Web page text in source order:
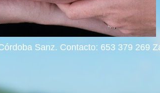
Sanz. Contacto: 653 379 269